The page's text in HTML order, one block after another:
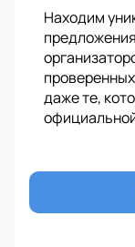
Цыгановой и
вы окунетесь
обязательно
пожалеете о
Будьте
Находим
даже те,